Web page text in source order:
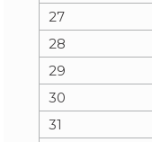
27
28
29
30
31